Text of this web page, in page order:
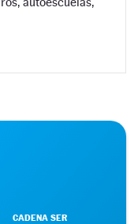
CADENA SER